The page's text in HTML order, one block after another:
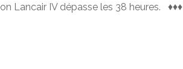
Lancair IV dépasse les 38 heures. ♦♦♦